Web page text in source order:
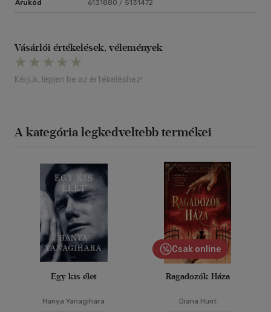
Árukód 6131880 / 5131472
Vásárlói értékelések, vélemények
Kérjük, lépjen be az értékeléshez!
A kategória legkedveltebb termékei
Egy kis élet
Hanya Yanagihara
Csak online
Ragadozók Háza
Diana Hunt